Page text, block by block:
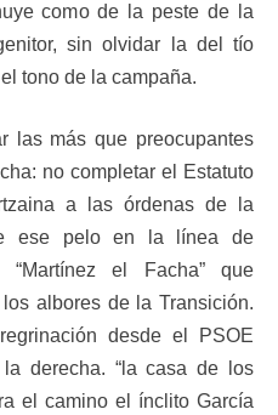
como de la peste de la
sin olvidar la del tío
tono de la campaña.
las más que preocupantes
no completar el Estatuto
a las órdenas de la
ese pelo en la línea de
“Martínez el Facha” que
albores de la Transición.
desde el PSOE
derecha. “la casa de los
el camino el ínclito García